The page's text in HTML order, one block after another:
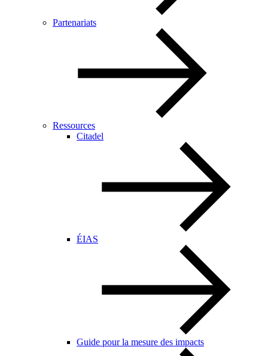
Partenariats
Ressources
Citadel
ÉIAS
Guide pour la mesure des impacts